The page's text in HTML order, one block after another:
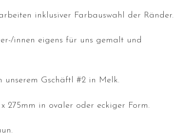
inklusiver Farbauswahl der Ränder.
innen eigens für uns gemalt und
Gschäftl #2 in Melk.
275mm in ovaler oder eckiger Form.